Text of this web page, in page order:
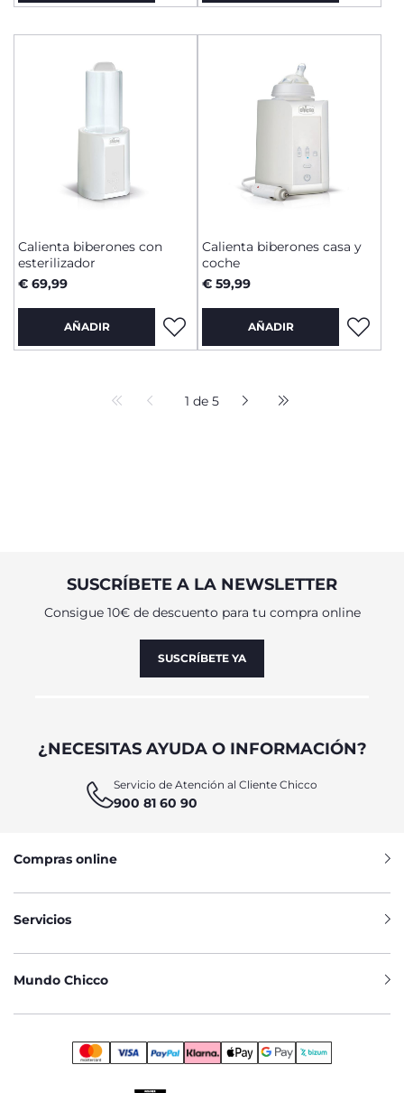
Calienta biberones con
esterilizador
€ 69,99
AÑADIR
Calienta biberones casa y
coche
€ 59,99
AÑADIR
1 de 5
SUSCRÍBETE A LA NEWSLETTER
Consigue 10€ de descuento para tu compra online
SUSCRÍBETE YA
¿NECESITAS AYUDA O INFORMACIÓN?
Servicio de Atención al Cliente Chicco
900 81 60 90
Compras online
Servicios
Mundo Chicco